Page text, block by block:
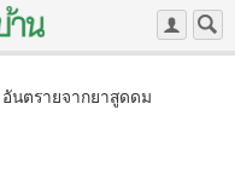
นตรายจากยาสูดดม